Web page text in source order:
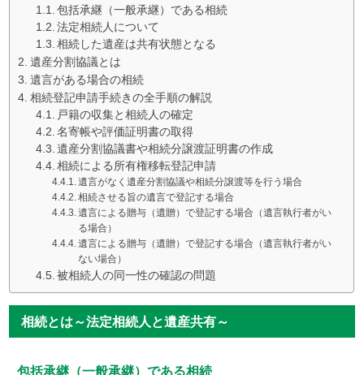
包括承継（一般承継）である相続
法定相続人について
相続した遺産は共有状態となる
遺産分割協議とは
遺言がある場合の相続
相続登記申請手続きの全手順の解説
戸籍の収集と相続人の確定
名寄帳や評価証明書の取得
遺産分割協議書や相続分譲渡証明書の作成
相続による所有権移転登記申請
遺言がなく遺産分割協議や相続分譲渡等を行う場合
相続させる旨の遺言で登記する場合
遺言による贈与（遺贈）で登記する場合（遺言執行者がい
る場合）
遺言による贈与（遺贈）で登記する場合（遺言執行者がい
ない場合）
被相続人の同一性の確認の問題
相続とは～法定相続人と遺産共有～
包括承継（一般承継）である相続